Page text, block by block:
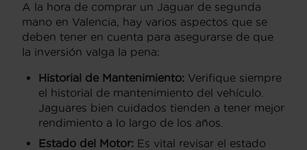
A la hora de comprar un Jaguar de segunda
mano en Valencia, hay varios aspectos que se
deben tener en cuenta para asegurarse de que
la inversión valga la pena:
Historial de Mantenimiento: Verifique siempre
el historial de mantenimiento del vehículo.
Jaguares bien cuidados tienden a tener mejor
rendimiento a lo largo de los años.
Estado del Motor: Es vital revisar el estado